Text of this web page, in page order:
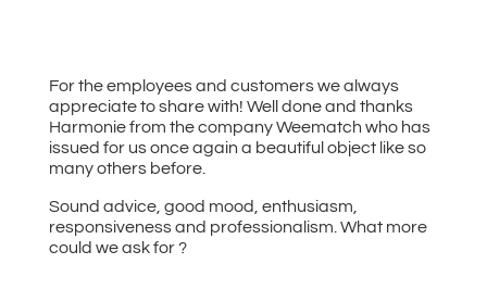
For the employees and customers we always
appreciate to share with! Well done and thanks
Harmonie from the company Weematch who has
issued for us once again a beautiful object like so
many others before.
Sound advice, good mood, enthusiasm,
responsiveness and professionalism. What more
could we ask for ?